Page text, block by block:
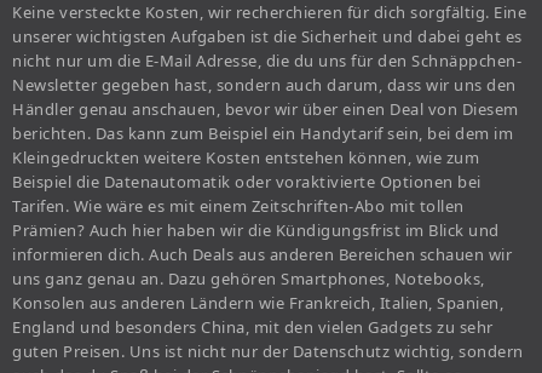
Keine versteckte Kosten, wir recherchieren für dich sorgfältig. Eine
unserer wichtigsten Aufgaben ist die Sicherheit und dabei geht es
nicht nur um die E-Mail Adresse, die du uns für den Schnäppchen-
Newsletter gegeben hast, sondern auch darum, dass wir uns den
Händler genau anschauen, bevor wir über einen Deal von Diesem
berichten. Das kann zum Beispiel ein Handytarif sein, bei dem im
Kleingedruckten weitere Kosten entstehen können, wie zum
Beispiel die Datenautomatik oder voraktivierte Optionen bei
Tarifen. Wie wäre es mit einem Zeitschriften-Abo mit tollen
Prämien? Auch hier haben wir die Kündigungsfrist im Blick und
informieren dich. Auch Deals aus anderen Bereichen schauen wir
uns ganz genau an. Dazu gehören Smartphones, Notebooks,
Konsolen aus anderen Ländern wie Frankreich, Italien, Spanien,
England und besonders China, mit den vielen Gadgets zu sehr
guten Preisen. Uns ist nicht nur der Datenschutz wichtig, sondern